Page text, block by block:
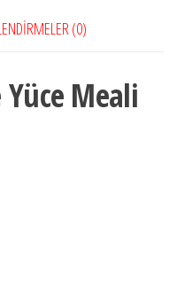
(0)
Yüce Meali